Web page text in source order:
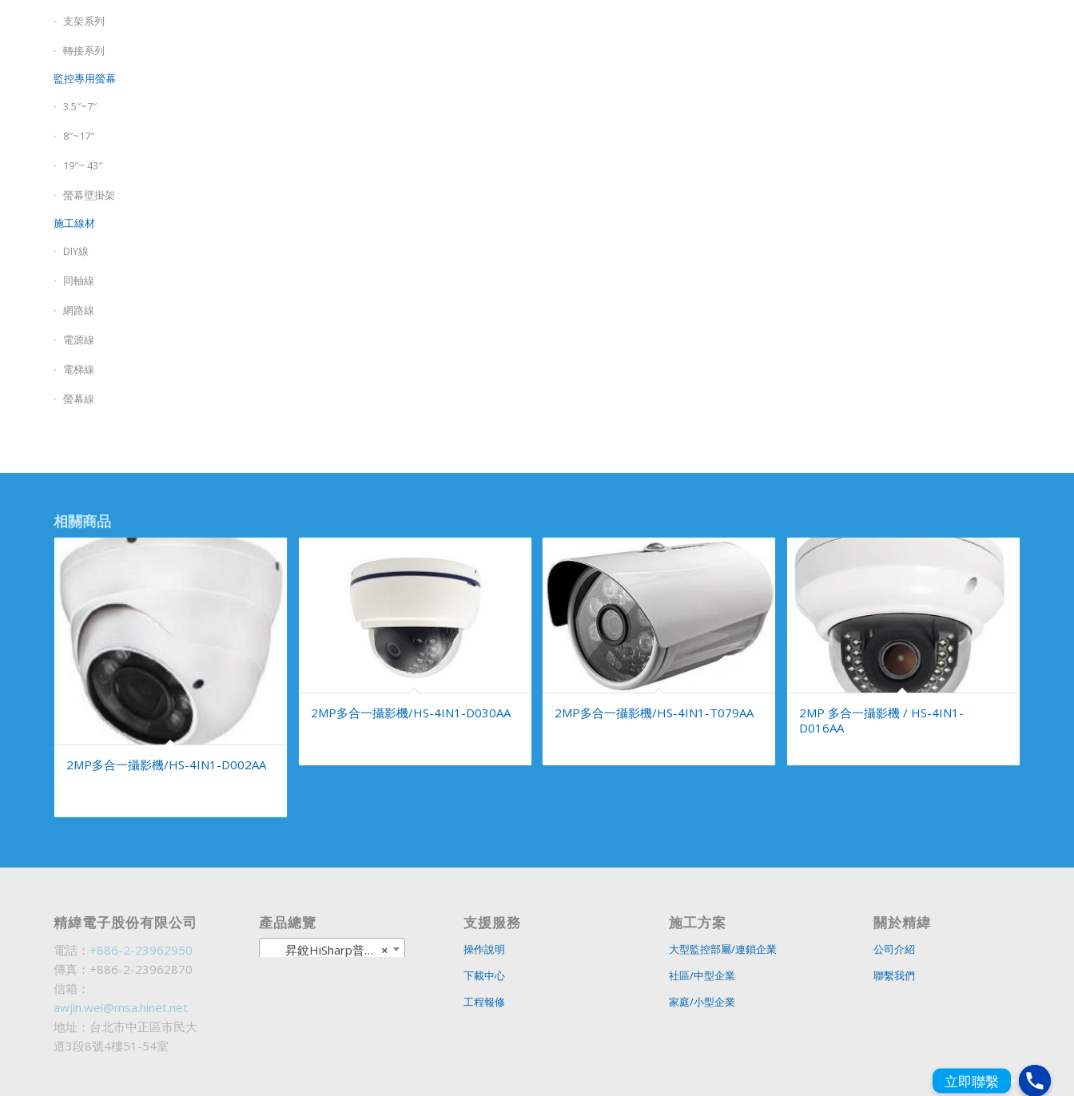
支架系列
轉接系列
監控專用螢幕
3.5″~7″
8″~17″
19″~ 43″
螢幕壁掛架
施工線材
DIY線
同軸線
網路線
電源線
電梯線
螢幕線
相關商品
2MP多合一攝影機/HS-4IN1-D002AA
2MP多合一攝影機/HS-4IN1-D030AA 2MP多合一攝影機/HS-4IN1-T079AA
2MP 多合一攝影機 / HS-4IN1-
D016AA
精緯電子股份有限公司
電話： +886-2-23962950
傳真：+886-2-23962870
信箱：
awjin.wei@msa.hinet.net
地址：台北市中正區市民大
道3段8號4樓51-54室
產品總覽
×
昇銳HiSharp普銷商品
支援服務
操作說明
下載中心
工程報修
施工方案
大型監控部屬/連鎖企業
社區/中型企業
家庭/小型企業
關於精緯
公司介紹
聯繫我們